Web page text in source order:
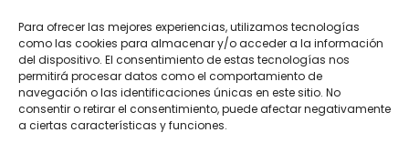
Para ofrecer las mejores experiencias, utilizamos tecnologías
como las cookies para almacenar y/o acceder a la información
del dispositivo. El consentimiento de estas tecnologías nos
permitirá procesar datos como el comportamiento de
navegación o las identificaciones únicas en este sitio. No
consentir o retirar el consentimiento, puede afectar negativamente
a ciertas características y funciones.